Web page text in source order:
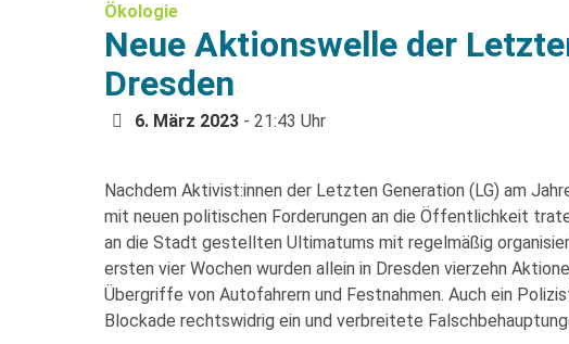
Ökologie
Neue Aktionswelle der
Dresden
6. März 2023 - 21:43 Uhr
Nachdem Aktivist:innen der Letzten Generation (LG) am
mit neuen politischen Forderungen an die Öffentlichkeit
an die Stadt gestellten Ultimatums mit regelmäßig
ersten vier Wochen wurden allein in Dresden vierzehn
Übergriffe von Autofahrern und Festnahmen. Auch ein
Blockade rechtswidrig ein und verbreitete